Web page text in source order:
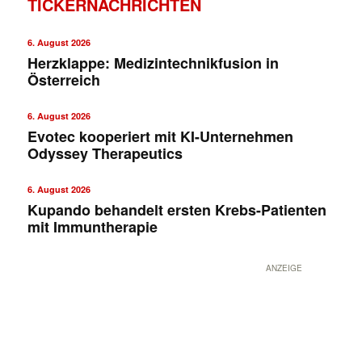
6. August 2026
Herzklappe: Medizintechnikfusion in
Österreich
6. August 2026
Evotec kooperiert mit KI-Unternehmen
Odyssey Therapeutics
6. August 2026
Kupando behandelt ersten Krebs-Patienten
mit Immuntherapie
ANZEIGE